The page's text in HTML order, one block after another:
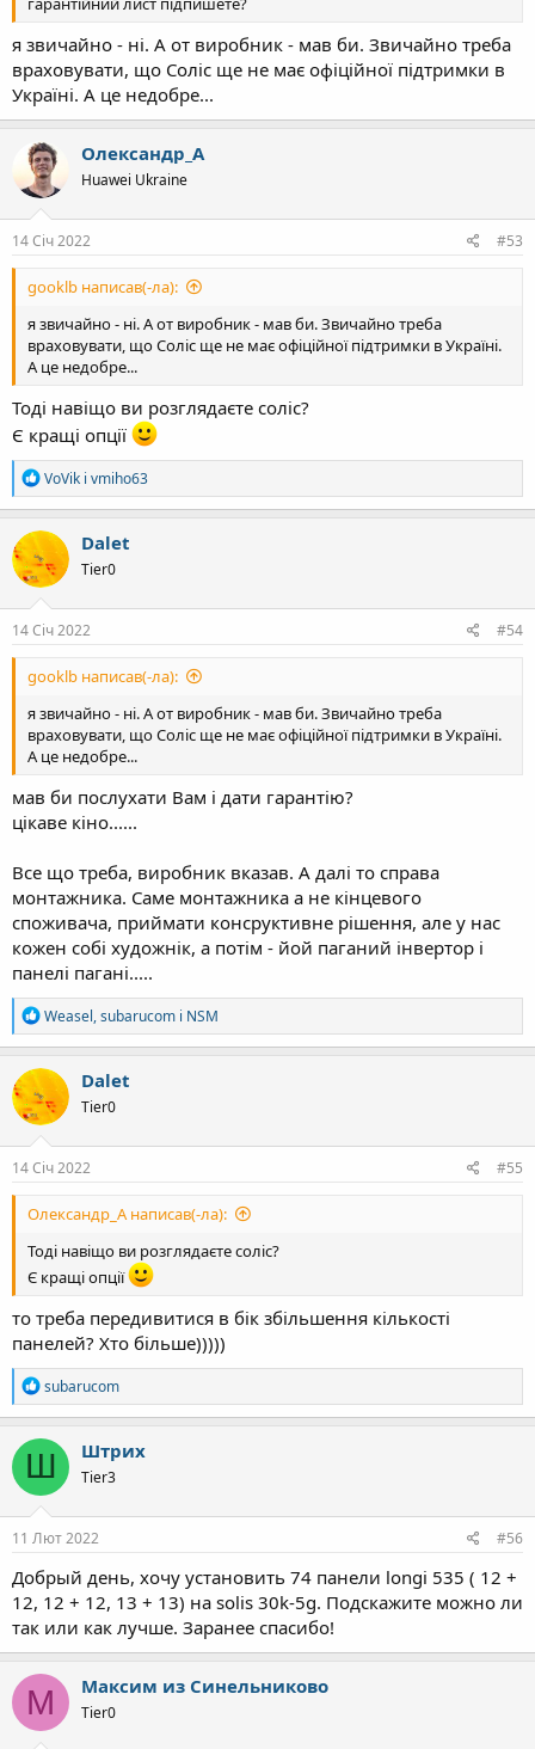
я звичайно - ні. А от виробник - мав би. Звичайно треба
враховувати, що Соліс ще не має офіційної підтримки в
Україні. А це недобре...
Олександр_А
Huawei Ukraine
14 Січ 2022 #53
gooklb написав(-ла):
я звичайно - ні. А от виробник - мав би. Звичайно треба
враховувати, що Соліс ще не має офіційної підтримки в Україні.
А це недобре...
Тоді навіщо ви розглядаєте соліс?
Є кращі опції
Р
е
а
к
і
ї
:
VoVik і vmiho63
Dalet
Tier0
14 Січ 2022 #54
gooklb написав(-ла):
я звичайно - ні. А от виробник - мав би. Звичайно треба
враховувати, що Соліс ще не має офіційної підтримки в Україні.
А це недобре...
мав би послухати Вам і дати гарантію?
цікаве кіно......
Все що треба, виробник вказав. А далі то справа
монтажника. Саме монтажника а не кінцевого
споживача, приймати консруктивне рішення, але у нас
кожен собі художнік, а потім - йой паганий інвертор і
панелі пагані.....
Р
е
а
к
і
ї
:
Weasel,subarucom і NSM
Dalet
Tier0
14 Січ 2022 #55
Олександр_А написав(-ла):
Тоді навіщо ви розглядаєте соліс?
Є кращі опції
то треба передивитися в бік збільшення кількості
панелей? Хто більше)))))
Р
е
а
к
ц
і
ї
:
subarucom
Ш Штрих
Tier3
11 Лют 2022 #56
Добрый день, хочу установить 74 панели longi 535 ( 12 +
12, 12 + 12, 13 + 13) на solis 30k-5g. Подскажите можно ли
так или как лучше. Заранее спасибо!
М Максим из Синельниково
Tier0